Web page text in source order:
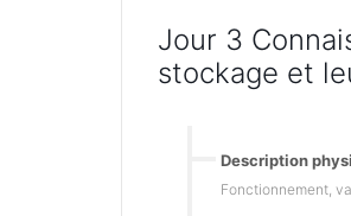
Jour 3
stockage et
Description
Fonctionnement,